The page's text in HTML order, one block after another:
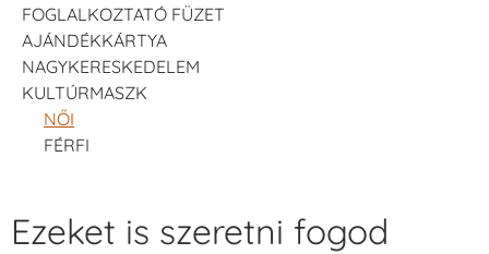
FOGLALKOZTATÓ FÜZET
AJÁNDÉKKÁRTYA
NAGYKERESKEDELEM
KULTÚRMASZK
NŐI
FÉRFI
Ezeket is szeretni fogod